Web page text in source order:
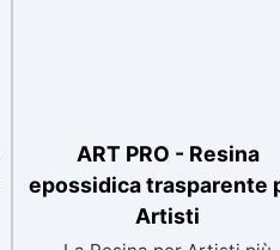
ART PRO - Resina
epossidica trasparente
Artisti